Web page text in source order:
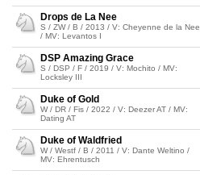
Drops de La Nee
S / ZW / B / 2013 / V: Cheyenne de la Nee
/ MV: Levantos I
DSP Amazing Grace
S / DSP / F / 2019 / V: Mochito / MV:
Locksley III
Duke of Gold
W / DR / Fis / 2022 / V: Deezer AT / MV:
Dating AT
Duke of Waldfried
W / Westf / B / 2011 / V: Dante Weltino /
MV: Ehrentusch